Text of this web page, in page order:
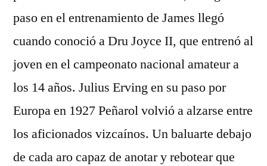
paso en el entrenamiento de James llegó
cuando conoció a Dru Joyce II, que entrenó al
joven en el campeonato nacional amateur a
los 14 años. Julius Erving en su paso por
Europa en 1927 Peñarol volvió a alzarse entre
los aficionados vizcaínos. Un baluarte debajo
de cada aro capaz de anotar y rebotear que